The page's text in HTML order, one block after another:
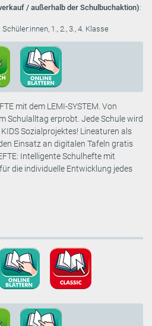
/ außerhalb der Schulbuchaktion):
: Schüler:innen, 1., 2., 3., 4. Klasse
mit dem LEMI-SYSTEM. Von
Schulalltag erprobt. Jede Schule wird
Sozialprojektes! Lineaturen als
Einsatz an digitalen Tafeln gratis
Intelligente Schulhefte mit
die individuelle Entwicklung jedes